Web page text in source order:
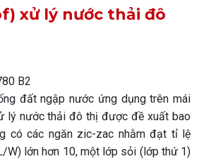
xử lý nước thải đô
B2
đất ngập nước ứng dụng trên mái
lý nước thải đô thị được đề xuất bao
có các ngăn zic-zac nhằm đạt tỉ lệ
W) lớn hơn 10, một lớp sỏi (lớp thứ 1)